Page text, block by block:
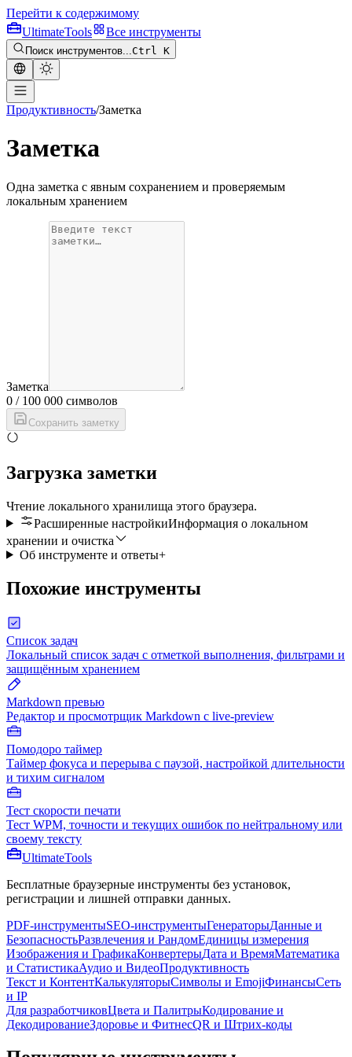
Перейти к содержимому
UltimateTools Все инструменты
Поиск инструментов...Ctrl K
Продуктивность/Заметка
Заметка
Одна заметка с явным сохранением и проверяемым
локальным хранением
Заметка
0 / 100 000 символов
Сохранить заметку
Загрузка заметки
Чтение локального хранилища этого браузера.
Расширенные настройкиИнформация о локальном
хранении и очистка
Об инструменте и ответы+
Похожие инструменты
Список задач
Локальный список задач с отметкой выполнения, фильтрами и
защищённым хранением
Markdown превью
Редактор и просмотрщик Markdown с live-preview
Помодоро таймер
Таймер фокуса и перерыва с паузой, настройкой длительности
и тихим сигналом
Тест скорости печати
Тест WPM, точности и текущих ошибок по нейтральному или
своему тексту
UltimateTools
Бесплатные браузерные инструменты без установок,
регистрации и лишней отправки данных.
PDF-инструментыSEO-инструментыГенераторыДанные и
БезопасностьРазвлечения и РандомЕдиницы измерения
Изображения и ГрафикаКонвертерыДата и ВремяМатематика
и СтатистикаАудио и ВидеоПродуктивность
Текст и КонтентКалькуляторыСимволы и EmojiФинансыСеть
и IP
Для разработчиковЦвета и ПалитрыКодирование и
ДекодированиеЗдоровье и ФитнесQR и Штрих-коды